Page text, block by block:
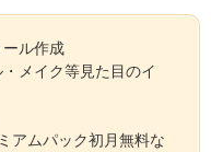
ル作成
メイク等見た目のイ
アムパック初月無料な